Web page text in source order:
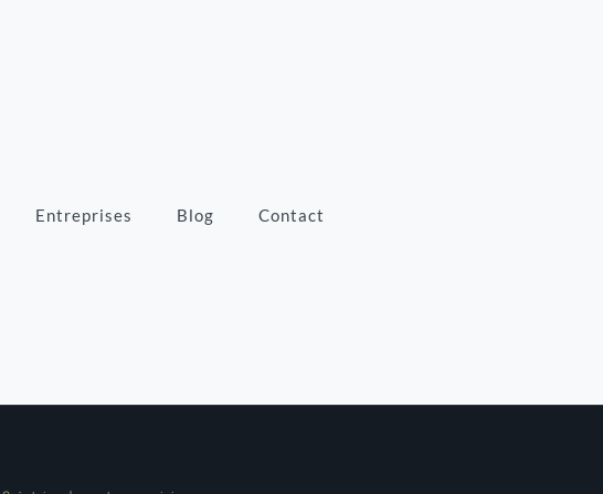
Entreprises Blog Contact